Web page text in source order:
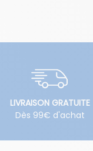
LIVRAISON GRATUITE
Dès 99€ d'achat